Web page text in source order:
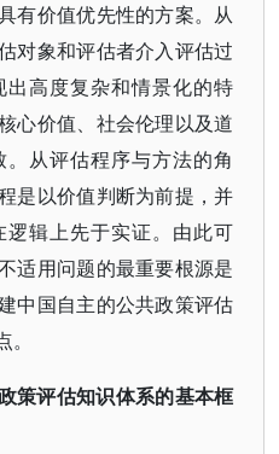
有价值优先性的方案。从
对象和评估者介入评估过
高度复杂和情景化的特
心价值、社会伦理以及道
从评估程序与方法的角
是以价值判断为前提，并
辑上先于实证。由此可
适用问题的最重要根源是
中国自主的公共政策评估
策评估知识体系的基本框